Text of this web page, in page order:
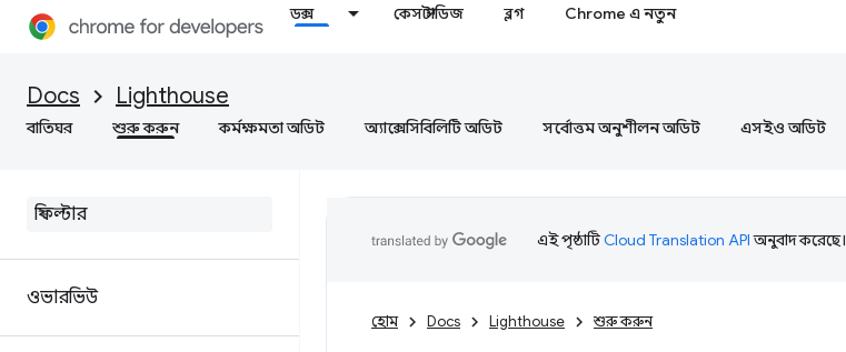
ডক্স কেস স্টাডিজ ব্লগ Chrome এ নতুন
Docs Lighthouse
বাতিঘর শুরু করুন কর্মক্ষমতা অডিট অ্যাক্সেসিবিলিটি অডিট সর্বোত্তম অনুশীলন অডিট এসইও অডিট
ওভারভিউ
এই পৃষ্ঠাটিCloud Translation APIঅনুবাদ করেছে।
হোম Docs Lighthouse শুরু করুন